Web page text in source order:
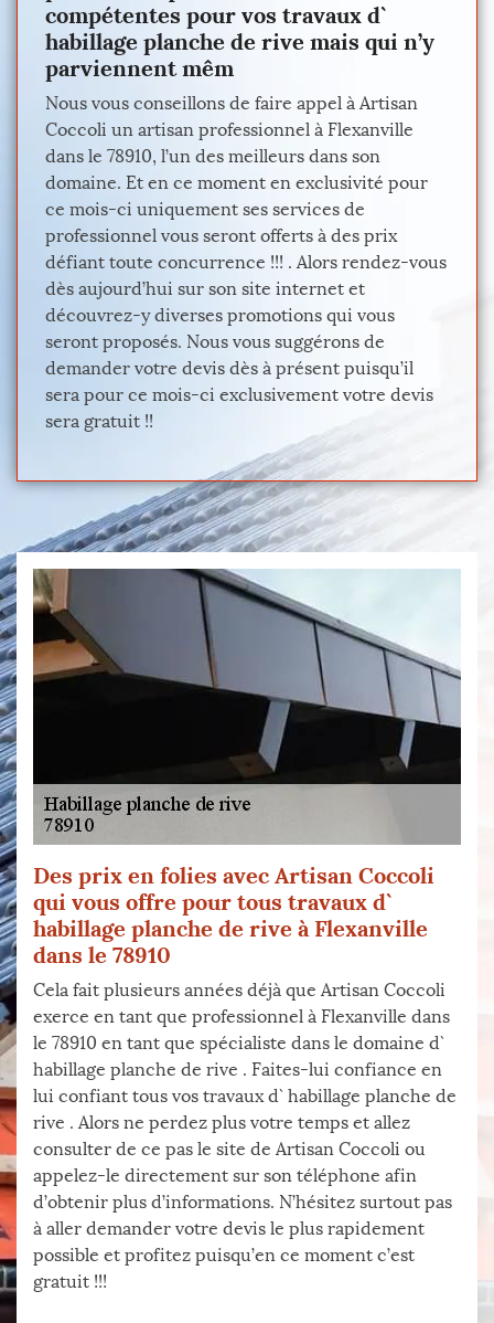
compétentes pour vos travaux d`
habillage planche de rive mais qui n’y
parviennent mêm
Nous vous conseillons de faire appel à Artisan
Coccoli un artisan professionnel à Flexanville
dans le 78910, l’un des meilleurs dans son
domaine. Et en ce moment en exclusivité pour
ce mois-ci uniquement ses services de
professionnel vous seront offerts à des prix
défiant toute concurrence !!! . Alors rendez-vous
dès aujourd’hui sur son site internet et
découvrez-y diverses promotions qui vous
seront proposés. Nous vous suggérons de
demander votre devis dès à présent puisqu’il
sera pour ce mois-ci exclusivement votre devis
sera gratuit !!
Des prix en folies avec Artisan Coccoli
qui vous offre pour tous travaux d`
habillage planche de rive à Flexanville
dans le 78910
Cela fait plusieurs années déjà que Artisan Coccoli
exerce en tant que professionnel à Flexanville dans
le 78910 en tant que spécialiste dans le domaine d`
habillage planche de rive . Faites-lui confiance en
lui confiant tous vos travaux d` habillage planche de
rive . Alors ne perdez plus votre temps et allez
consulter de ce pas le site de Artisan Coccoli ou
appelez-le directement sur son téléphone afin
d’obtenir plus d’informations. N’hésitez surtout pas
à aller demander votre devis le plus rapidement
possible et profitez puisqu’en ce moment c’est
gratuit !!!